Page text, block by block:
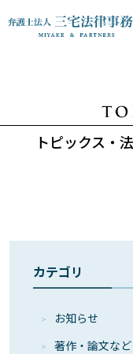
トピックス・
カテゴリ
お知らせ
著作・論⽂など